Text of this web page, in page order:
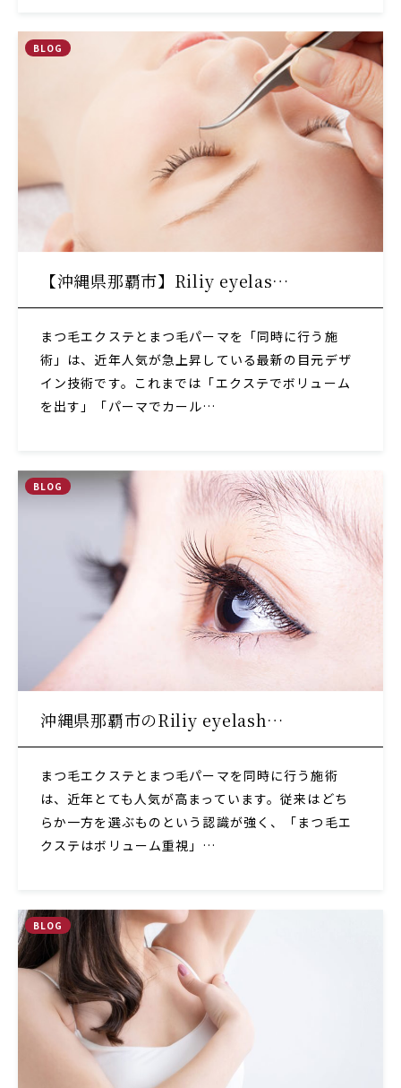
BLOG
【沖縄県那覇市】Riliy eyelas…
まつ毛エクステとまつ毛パーマを「同時に行う施
術」は、近年人気が急上昇している最新の目元デザ
イン技術です。これまでは「エクステでボリューム
を出す」「パーマでカール…
BLOG
沖縄県那覇市のRiliy eyelash…
まつ毛エクステとまつ毛パーマを同時に行う施術
は、近年とても人気が高まっています。従来はどち
らか一方を選ぶものという認識が強く、「まつ毛エ
クステはボリューム重視」…
BLOG